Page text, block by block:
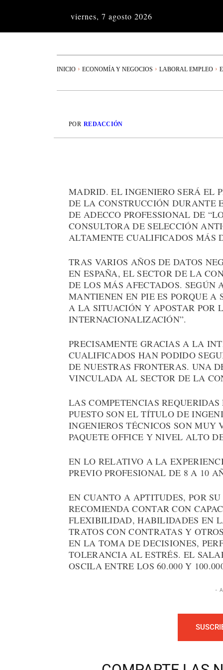
viernes, 7 agosto 2026
INICIO ECONOMÍA Y NEGOCIOS LABORAL EMPLEO
POR REDACCIÓN
MADRID. EL INGENIERO SERÁ EL
DE LA CONSTRUCCIÓN DURANTE
DE ADECCO PROFESSIONAL DE
CONSULTORA DE SELECCIÓN
ALTAMENTE CUALIFICADOS MÁS
TRAS VARIOS AÑOS DE DATOS
EN ESPAÑA, EL SECTOR DE LA
DE LOS MÁS AFECTADOS. SEGÚN
MANTIENEN EN PIE ES PORQUE A
A LA SITUACIÓN Y APOSTAR POR
INTERNACIONALIZACIÓN”.
PRECISAMENTE GRACIAS A LA
CUALIFICADOS HAN PODIDO
DE NUESTRAS FRONTERAS. UNA
VINCULADA AL SECTOR DE LA
LAS COMPETENCIAS
PUESTO SON EL TÍTULO DE
INGENIEROS TÉCNICOS SON
PAQUETE OFFICE Y NIVEL ALTO
EN LO RELATIVO A LA
PREVIO PROFESIONAL DE 8 A 10
EN CUANTO A APTITUDES, POR
RECOMIENDA CONTAR CON
FLEXIBILIDAD, HABILIDADES EN
TRATOS CON CONTRATAS Y
EN LA TOMA DE DECISIONES,
TOLERANCIA AL ESTRÉS. EL
OSCILA ENTRE LOS 60.000 Y
-